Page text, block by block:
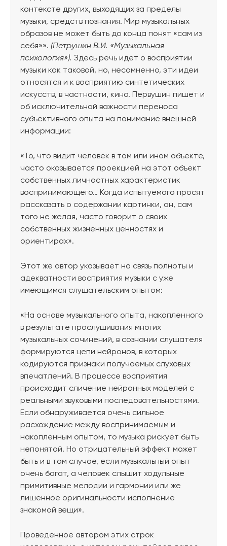
контексте других, выходящих за пределы
музыки, средств познания. Мир музыкальных
образов не может быть до конца понят «сам из
себя»». (Петрушин В.И. «Музыкальная
психология»). Здесь речь идет о восприятии
музыки как таковой, но, несомненно, эти идеи
относятся и к восприятию синтетических
искусств, в частности, кино. Первушин пишет и
об исключительной важности переноса
субъективного опыта на понимание внешней
информации:
«То, что видит человек в том или ином объекте,
часто оказывается проекцией на этот объект
собственных личностных характеристик
воспринимающего… Когда испытуемого просят
рассказать о содержании картинки, он, сам
того не желая, часто говорит о своих
собственных жизненных ценностях и
ориентирах».
Этот же автор указывает на связь полноты и
адекватности восприятия музыки с уже
имеющимся слушательским опытом:
«На основе музыкального опыта, накопленного
в результате прослушивания многих
музыкальных сочинений, в сознании слушателя
формируются цепи нейронов, в которых
кодируются признаки получаемых слуховых
впечатлений. В процессе восприятия
происходит сличение нейронных моделей с
реальными звуковыми последовательностями.
Если обнаруживается очень сильное
расхождение между воспринимаемым и
накопленным опытом, то музыка рискует быть
непонятой. Но отрицательный эффект может
быть и в том случае, если музыкальный опыт
очень богат, а человек слышит ходульные
примитивные мелодии и гармонии или же
лишенное оригинальности исполнение
знакомой вещи».
Проведенное автором этих строк